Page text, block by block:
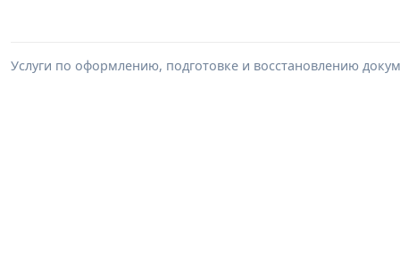
Услуги по оформлению, подготовке и восстановлению